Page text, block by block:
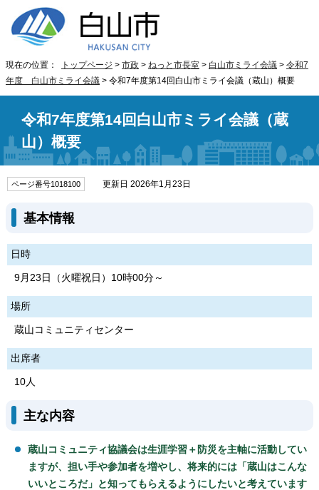
現在の位置： トップページ > 市政 > ねっと市長室 > 白山市ミライ会議 > 令和7
年度 白山市ミライ会議 > 令和7年度第14回白山市ミライ会議（蔵山）概要
令和7年度第14回白山市ミライ会議（蔵
山）概要
ページ番号1018100 更新日 2026年1月23日
基本情報
日時
9月23日（火曜祝日）10時00分～
場所
蔵山コミュニティセンター
出席者
10人
主な内容
蔵山コミュニティ協議会は生涯学習＋防災を主軸に活動してい
ますが、担い手や参加者を増やし、将来的には「蔵山はこんな
いいところだ」と知ってもらえるようにしたいと考えています